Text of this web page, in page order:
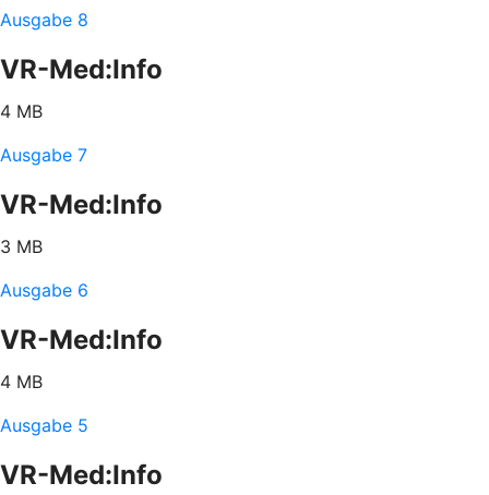
Ausgabe 8
VR-Med:Info
4 MB
Ausgabe 7
VR-Med:Info
3 MB
Ausgabe 6
VR-Med:Info
4 MB
Ausgabe 5
VR-Med:Info